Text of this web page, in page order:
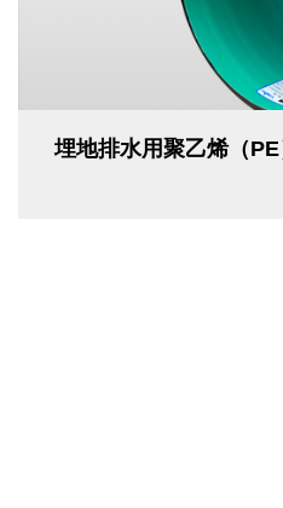
埋地排水用聚乙烯（